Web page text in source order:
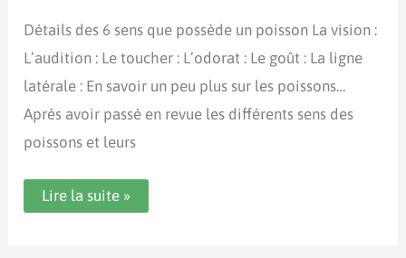
Détails des 6 sens que possède un poisson La vision :
L’audition : Le toucher : L’odorat : Le goût : La ligne
latérale : En savoir un peu plus sur les poissons…
Après avoir passé en revue les différents sens des
poissons et leurs
Les
sens
Lire la suite »